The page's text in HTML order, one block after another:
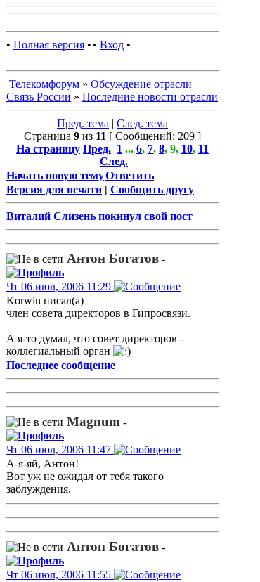
• Полная версия • • Вход •
Телекомфорум » Обсуждение отрасли
Связь России » Последние новости отрасли
Пред. тема | След. тема
Страница 9 из 11 [ Сообщений: 209 ]
На страницу Пред. 1 ... 6, 7, 8, 9, 10, 11
След.
Начать новую темуОтветить
Версия для печати | Сообщить другу
Виталий Слизень покинул свой пост
Антон Богатов -
Чт 06 июл, 2006 11:29
Korwin писал(а)
член совета директоров в Гипросвязи.
А я-то думал, что совет директоров -
коллегиальный орган
Последнее сообщение
Magnum -
Чт 06 июл, 2006 11:47
А-я-яй, Антон!
Вот уж не ожидал от тебя такого
заблуждения.
Антон Богатов -
Чт 06 июл, 2006 11:55